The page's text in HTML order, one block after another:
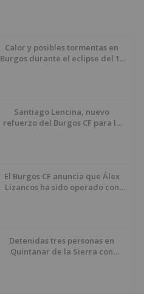
Calor y posibles tormentas en
Burgos durante el eclipse del 12
Santiago Lencina, nuevo
refuerzo del Burgos CF para la
El Burgos CF anuncia que Álex
Lizancos ha sido operado con
Detenidas tres personas en
Quintanar de la Sierra con